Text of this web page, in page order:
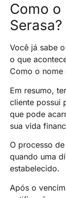
Como o
Serasa?
Você já sabe
o que
Como o
Em resumo,
cliente possui
que pode
sua vida
O processo
quando uma
estabelecido.
Após o